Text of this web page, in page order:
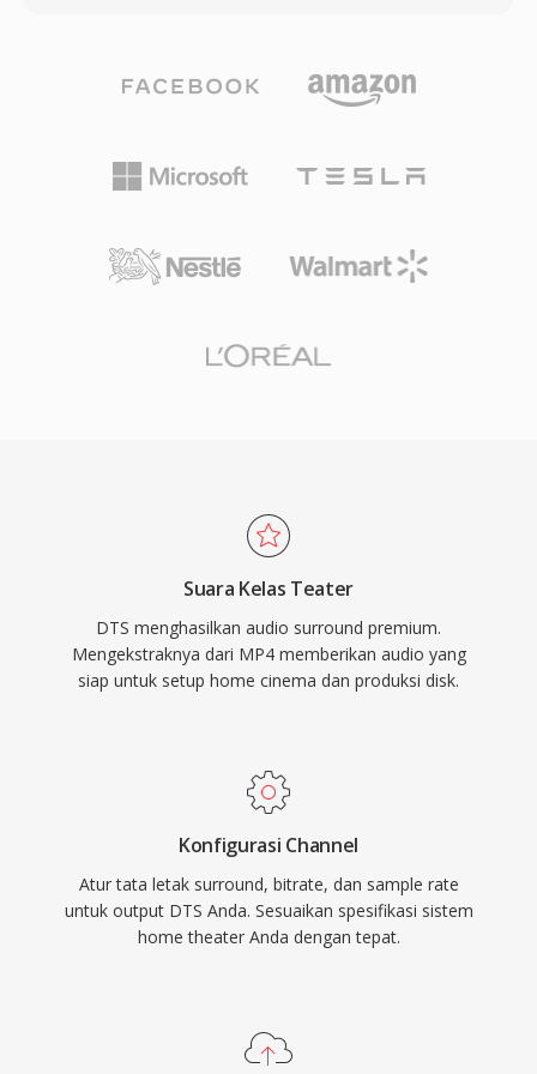
seluler, kamera digital, dan perpustakaan
media sistem operasi. Video HTML5 dengan
browser web utama, menetapkan kombinasi ini
video web. Overhead pengemasan yang
efisien, dikombinasikan dengan kemampuan
memungkinkan distribusi video berkualitas
pemodelan psikoakustik yang agresif, DTS
untuk setiap channel, mempertahankan detail
spasial dan dinamika tingkat rendah yang lebih
menggunakan sub-band ADPCM yang
perseptual. Varian yang diperluas, DTS-HD
receiver, konsol game, dan sistem
infotainment otomotif, serta error
concealment yang kuat yang menutupi
gangguan kecil disc atau stream. Bagi siapa
pun yang bekerja dengan konten surround
sound yang ditujukan untuk media fisik atau
Suara Kelas Teater
DTS menghasilkan audio surround premium.
Mengekstraknya dari MP4 memberikan audio yang
siap untuk setup home cinema dan produksi disk.
Konfigurasi Channel
Atur tata letak surround, bitrate, dan sample rate
untuk output DTS Anda. Sesuaikan spesifikasi sistem
home theater Anda dengan tepat.